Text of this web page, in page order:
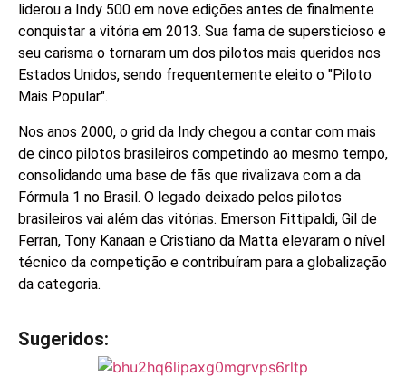
liderou a Indy 500 em nove edições antes de finalmente
conquistar a vitória em 2013. Sua fama de supersticioso e
seu carisma o tornaram um dos pilotos mais queridos nos
Estados Unidos, sendo frequentemente eleito o "Piloto
Mais Popular".
Nos anos 2000, o grid da Indy chegou a contar com mais
de cinco pilotos brasileiros competindo ao mesmo tempo,
consolidando uma base de fãs que rivalizava com a da
Fórmula 1 no Brasil. O legado deixado pelos pilotos
brasileiros vai além das vitórias. Emerson Fittipaldi, Gil de
Ferran, Tony Kanaan e Cristiano da Matta elevaram o nível
técnico da competição e contribuíram para a globalização
da categoria.
Sugeridos: